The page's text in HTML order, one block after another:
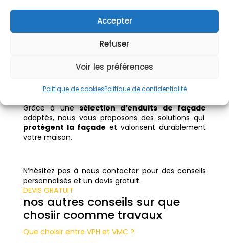
Accepter
Refuser
Voir les préférences
Politique de cookiesPolitique de confidentialité
application d’un enduit de
façade.
ravalement de façade
l’ensemble des techniques :
enduit à la chauxou encore lesdifférents
Grâce à unesélection d’enduits de façade
adaptés, nous vous proposons des solutions qui
protègent la façade et valorisent durablement
votre maison.
N’hésitez pas à nous contacter pour des conseils
personnalisés et un devis gratuit.
DEVIS GRATUIT
nos autres conseils sur que
chosiir coomme travaux
Que choisir entre VPH et VMC ?